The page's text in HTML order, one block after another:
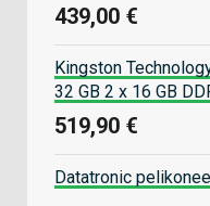
439,00 €
Kingston
32 GB 2 x 16 GB
519,90 €
Datatronic